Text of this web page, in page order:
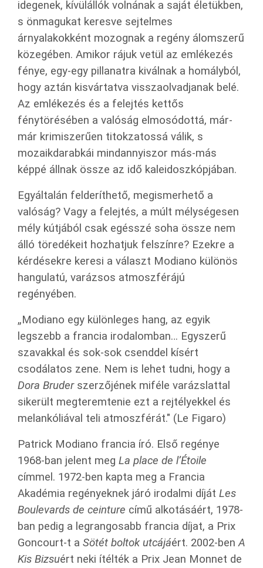
idegenek, kívülállók volnának a saját életükben,
s önmagukat keresve sejtelmes
árnyalakokként mozognak a regény álomszerű
közegében. Amikor rájuk vetül az emlékezés
fénye, egy-egy pillanatra kiválnak a homályból,
hogy aztán kisvártatva visszaolvadjanak belé.
Az emlékezés és a felejtés kettős
fénytörésében a valóság elmosódottá, már-
már krimiszerűen titokzatossá válik, s
mozaikdarabkái mindannyiszor más-más
képpé állnak össze az idő kaleidoszkópjában.
Egyáltalán felderíthető, megismerhető a
valóság? Vagy a felejtés, a múlt mélységesen
mély kútjából csak egésszé soha össze nem
álló töredékeit hozhatjuk felszínre? Ezekre a
kérdésekre keresi a választ Modiano különös
hangulatú, varázsos atmoszférájú
regényében.
„Modiano egy különleges hang, az egyik
legszebb a francia irodalomban… Egyszerű
szavakkal és sok-sok csenddel kísért
csodálatos zene. Nem is lehet tudni, hogy a
Dora Bruder szerzőjének miféle varázslattal
sikerült megteremtenie ezt a rejtélyekkel és
melankóliával teli atmoszférát." (Le Figaro)
Patrick Modiano francia író. Első regénye
1968-ban jelent meg La place de l’Étoile
címmel. 1972-ben kapta meg a Francia
Akadémia regényeknek járó irodalmi díját Les
Boulevards de ceinture című alkotásáért, 1978-
ban pedig a legrangosabb francia díjat, a Prix
Goncourt-t a Sötét boltok utcájáért. 2002-benA
Kis Bizsuért neki ítélték a Prix Jean Monnet de